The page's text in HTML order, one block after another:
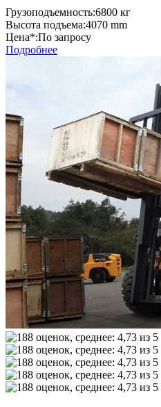
Грузоподъемность:6800 кг
Высота подъема:4070 mm
Цена*:По запросу
Подробнее